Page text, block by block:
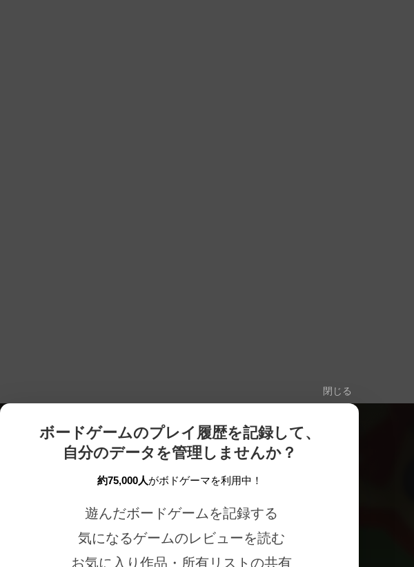
閉じる
ボードゲームのプレイ履歴を記録して、
自分のデータを管理しませんか？
約75,000人がボドゲーマを利用中！
遊んだボードゲームを記録する
気になるゲームのレビューを読む
お気に入り作品・所有リストの共有
ボドゲーマTOP
ボードゲームを検索する
ボードゲーム通販
新作・再入荷情報